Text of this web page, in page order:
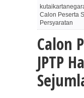
Calon Peserta
Persyaratan
Calon
JPTP